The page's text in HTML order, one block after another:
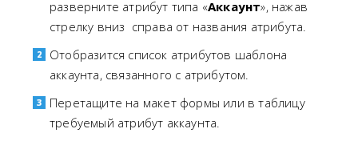
разверните атрибут типа «Аккаунт», нажав
стрелку вниз справа от названия атрибута.
Отобразится список атрибутов шаблона
аккаунта, связанного с атрибутом.
Перетащите на макет формы или в таблицу
требуемый атрибут аккаунта.